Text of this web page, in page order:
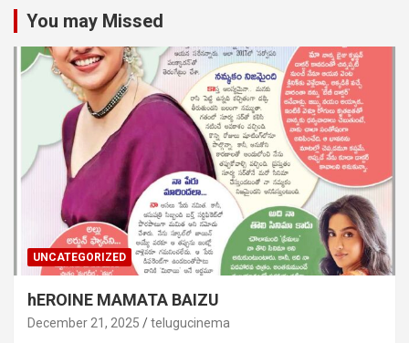
You may Missed
UNCATEGORIZED
hEROINE MAMATA BAIZU
December 21, 2025 telugucinema